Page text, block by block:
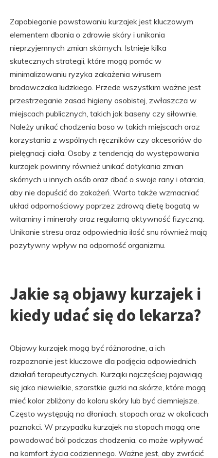
Zapobieganie powstawaniu kurzajek jest kluczowym
elementem dbania o zdrowie skóry i unikania
nieprzyjemnych zmian skórnych. Istnieje kilka
skutecznych strategii, które mogą pomóc w
minimalizowaniu ryzyka zakażenia wirusem
brodawczaka ludzkiego. Przede wszystkim ważne jest
przestrzeganie zasad higieny osobistej, zwłaszcza w
miejscach publicznych, takich jak baseny czy siłownie.
Należy unikać chodzenia boso w takich miejscach oraz
korzystania z wspólnych ręczników czy akcesoriów do
pielęgnacji ciała. Osoby z tendencją do występowania
kurzajek powinny również unikać dotykania zmian
skórnych u innych osób oraz dbać o swoje rany i otarcia,
aby nie dopuścić do zakażeń. Warto także wzmacniać
układ odpornościowy poprzez zdrową dietę bogatą w
witaminy i minerały oraz regularną aktywność fizyczną.
Unikanie stresu oraz odpowiednia ilość snu również mają
pozytywny wpływ na odporność organizmu.
Jakie są objawy kurzajek i
kiedy udać się do lekarza?
Objawy kurzajek mogą być różnorodne, a ich
rozpoznanie jest kluczowe dla podjęcia odpowiednich
działań terapeutycznych. Kurzajki najczęściej pojawiają
się jako niewielkie, szorstkie guzki na skórze, które mogą
mieć kolor zbliżony do koloru skóry lub być ciemniejsze.
Często występują na dłoniach, stopach oraz w okolicach
paznokci. W przypadku kurzajek na stopach mogą one
powodować ból podczas chodzenia, co może wpływać
na komfort życia codziennego. Ważne jest, aby zwrócić